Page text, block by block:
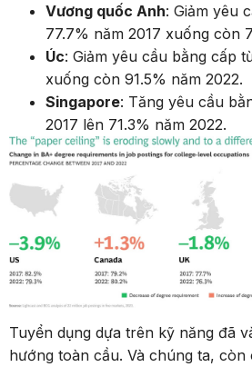
Vương quốc Anh: Giảm yêu
77.7% năm 2017 xuống còn
Úc: Giảm yêu cầu bằng cấp
xuống còn 91.5% năm 2022.
Singapore: Tăng yêu cầu
2017 lên 71.3% năm 2022.
Tuyển dụng dựa trên kỹ năng đã
hướng toàn cầu. Và chúng ta,